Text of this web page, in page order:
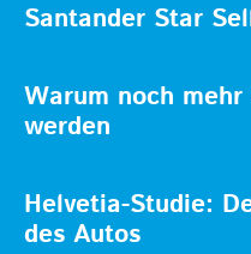
Santander Star
Warum noch
werden
Helvetia-Studie:
des Autos